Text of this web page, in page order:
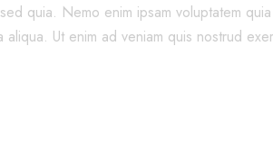
quia. Nemo enim ipsam voluptatem
Ut enim ad veniam quis nostrud